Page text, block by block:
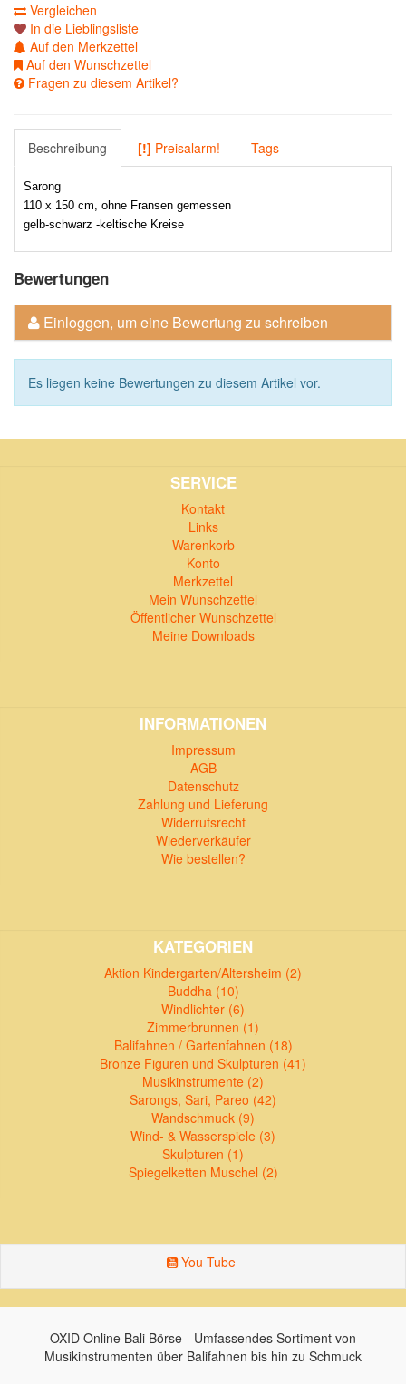
Vergleichen
In die Lieblingsliste
Auf den Merkzettel
Auf den Wunschzettel
Fragen zu diesem Artikel?
Beschreibung [!] Preisalarm! Tags
Sarong
110 x 150 cm, ohne Fransen gemessen
gelb-schwarz -keltische Kreise
Bewertungen
Einloggen, um eine Bewertung zu schreiben
Es liegen keine Bewertungen zu diesem Artikel vor.
SERVICE
Kontakt
Links
Warenkorb
Konto
Merkzettel
Mein Wunschzettel
Öffentlicher Wunschzettel
Meine Downloads
INFORMATIONEN
Impressum
AGB
Datenschutz
Zahlung und Lieferung
Widerrufsrecht
Wiederverkäufer
Wie bestellen?
KATEGORIEN
Aktion Kindergarten/Altersheim (2)
Buddha (10)
Windlichter (6)
Zimmerbrunnen (1)
Balifahnen / Gartenfahnen (18)
Bronze Figuren und Skulpturen (41)
Musikinstrumente (2)
Sarongs, Sari, Pareo (42)
Wandschmuck (9)
Wind- & Wasserspiele (3)
Skulpturen (1)
Spiegelketten Muschel (2)
You Tube
OXID Online Bali Börse - Umfassendes Sortiment von
Musikinstrumenten über Balifahnen bis hin zu Schmuck